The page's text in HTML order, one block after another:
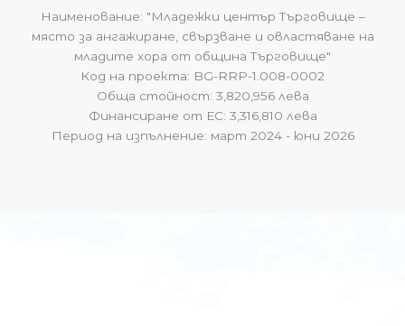
Наименование: "Младежки център Търговище –
място за ангажиране, свързване и овластяване на
младите хора от община Търговище"
Код на проекта: BG-RRP-1.008-0002
Обща стойност: 3,820,956 лева
Финансиране от ЕС: 3,316,810 лева
Период на изпълнение: март 2024 - юни 2026